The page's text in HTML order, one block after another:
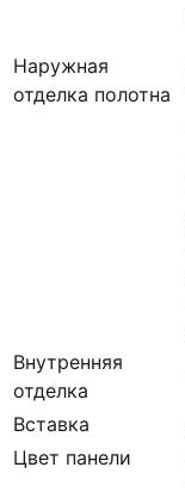
Наружная
отделка полотна
Внутренняя
отделка
Вставка
Цвет панели